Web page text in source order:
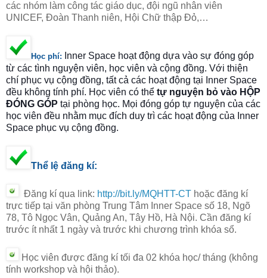
các nhóm làm công tác giáo dục, đội ngũ nhân viên
UNICEF, Đoàn Thanh niên, Hội Chữ thập Đỏ,…
Học phí:
Inner Space hoạt động dựa vào sự đóng góp
từ các tình nguyện viên, học viên và cộng đồng. Với thiện
chí phục vụ cộng đồng, tất cả các hoạt động tại Inner Space
đều không tính phí. Học viên có thể tự nguyện bỏ vào HỘP
ĐÓNG GÓP tại phòng học. Mọi đóng góp tự nguyện của các
học viên đều nhằm mục đích duy trì các hoạt động của Inner
Space phục vụ cộng đồng.
Thể lệ đăng kí:
Đăng kí qua link: http://bit.ly/MQHTT-CT hoặc đăng kí
trực tiếp tại văn phòng Trung Tâm Inner Space số 18, Ngõ
78, Tô Ngọc Vân, Quảng An, Tây Hồ, Hà Nội. Cần đăng kí
trước ít nhất 1 ngày và trước khi chương trình khóa sổ.
Học viên được đăng kí tối đa 02 khóa học/ tháng (không
tính workshop và hội thảo).